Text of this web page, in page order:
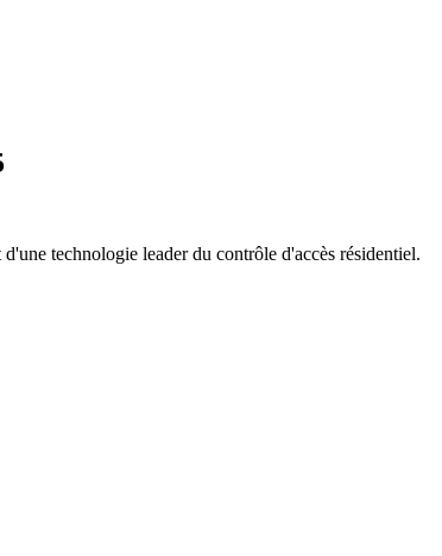
technologie leader du contrôle d'accès résidentiel.